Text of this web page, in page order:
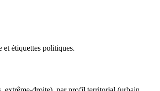
et étiquettes politiques.